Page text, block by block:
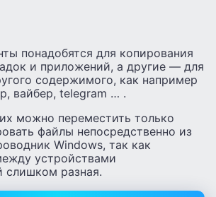
понадобятся для копирования
и приложений, а другие — для
содержимого, как например
вайбер, telegram … .
можно переместить только
файлы непосредственно из
Windows, так как
устройствами
слишком разная.